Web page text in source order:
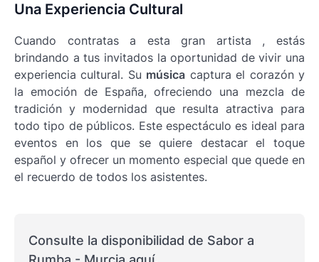
Una Experiencia Cultural
Cuando contratas a esta gran artista , estás
brindando a tus invitados la oportunidad de vivir una
experiencia cultural. Su música captura el corazón y
la emoción de España, ofreciendo una mezcla de
tradición y modernidad que resulta atractiva para
todo tipo de públicos. Este espectáculo es ideal para
eventos en los que se quiere destacar el toque
español y ofrecer un momento especial que quede en
el recuerdo de todos los asistentes.
Consulte la disponibilidad de Sabor a